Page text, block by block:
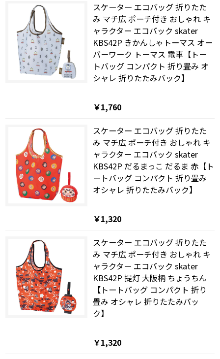
スケーター エコバッグ 折りたた
み マチ広 ポーチ付き おしゃれ キ
ャラクター エコバック skater
KBS42P きかんしゃトーマス オー
バーワーク トーマス 電車【トー
トバッグ コンパクト 折り畳み オ
シャレ 折りたたみバック】
￥1,760
スケーター エコバッグ 折りたた
み マチ広 ポーチ付き おしゃれ キ
ャラクター エコバック skater
KBS42P だるまっこ だるま 赤【ト
ートバッグ コンパクト 折り畳み
オシャレ 折りたたみバック】
￥1,320
スケーター エコバッグ 折りたた
み マチ広 ポーチ付き おしゃれ キ
ャラクター エコバック skater
KBS42P 提灯 大阪柄 ちょうちん
【トートバッグ コンパクト 折り
畳み オシャレ 折りたたみバッ
ク】
￥1,320